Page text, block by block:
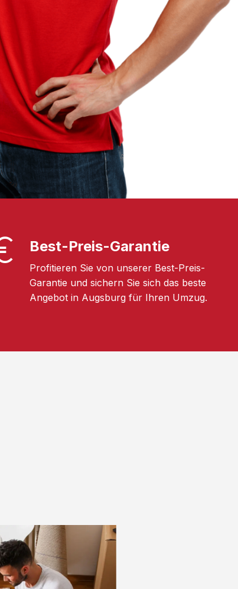
Best-Preis-Garantie
Profitieren Sie von unserer Best-Preis-
Garantie und sichern Sie sich das beste
Angebot in Augsburg für Ihren Umzug.